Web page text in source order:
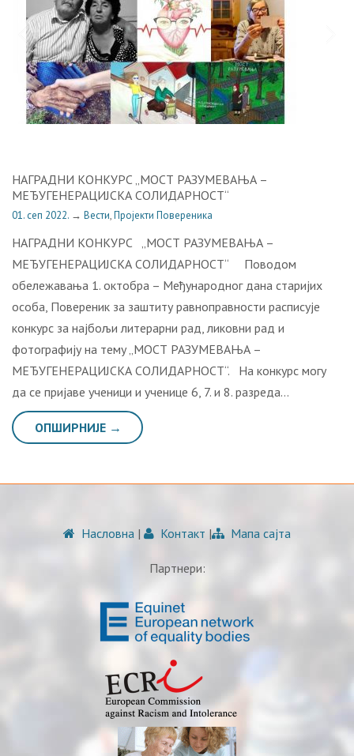
НАГРАДНИ КОНКУРС „МОСТ РАЗУМЕВАЊА –
МЕЂУГЕНЕРАЦИЈСКА СОЛИДАРНОСТ“
01. сеп 2022. → Вести,Пројекти Повереника
НАГРАДНИ КОНКУРС „МОСТ РАЗУМЕВАЊА –
МЕЂУГЕНЕРАЦИЈСКА СОЛИДАРНОСТ“ Поводом
обележавања 1. октобра – Међународног дана старијих
особа, Пoвeрeник зa зaштиту рaвнoпрaвнoсти расписује
конкурc за најбољи литерарни рад, ликовни рад и
фотографију на тему „МОСТ РАЗУМЕВАЊА –
МЕЂУГЕНЕРАЦИЈСКА СОЛИДАРНОСТ“. На конкурс могу
да се пријаве ученици и ученице 6, 7. и 8. разреда…
ОПШИРНИЈЕ →
Насловна | Контакт | Мапа сајта
Партнери: